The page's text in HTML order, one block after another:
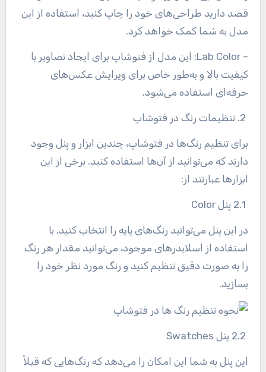
قصد دارید طراحی‌های خود را چاپ کنید، استفاده از این
مدل به شما کمک خواهد کرد.
– Lab Color: این مدل از فتوشاپ برای ایجاد تصاویر با
کیفیت بالا و به‌طور خاص برای ویرایش عکس‌های
حرفه‌ای استفاده می‌شود.
برای تنظیم رنگ‌ها در فتوشاپ، چندین ابزار و پنل وجود
دارند که می‌توانید از آن‌ها استفاده کنید. برخی از این
ابزارها عبارتند از:
Color
در این پنل می‌توانید رنگ‌های پایه را انتخاب کنید. با
استفاده از اسلایدرهای موجود، می‌توانید مقدار هر رنگ
را به صورت دقیق تنظیم کنید و رنگ مورد نظر خود را
بسازید.
Swatches
این پنل به شما این امکان را می‌دهد که رنگ‌هایی که قبلاً